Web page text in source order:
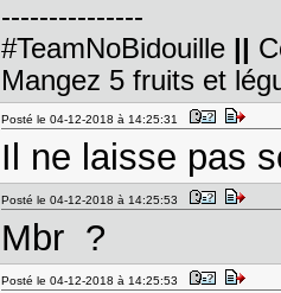
---------------
#TeamNoBidouille ||
Mangez 5 fruits et
Posté le 04-12-2018 à 14:25:31
Il ne laisse pas
Posté le 04-12-2018 à 14:25:53
Mbr ?
Posté le 04-12-2018 à 14:25:53